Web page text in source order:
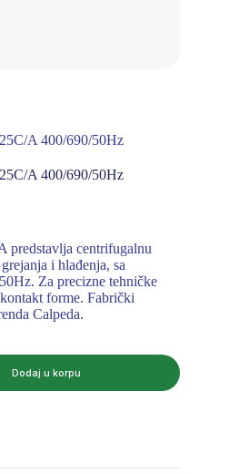
A 400/690/50Hz
A 400/690/50Hz
predstavlja centrifugalnu
i hlađenja, sa
Za precizne tehničke
forme. Fabrički
Calpeda.
Dodaj u korpu